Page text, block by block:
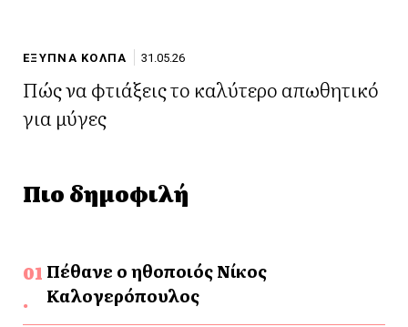
ΕΞΥΠΝΑ ΚΟΛΠΑ 31.05.26
Πώς να φτιάξεις το καλύτερο απωθητικό
για μύγες
Πιο δημοφιλή
Πέθανε ο ηθοποιός Νίκος
Καλογερόπουλος